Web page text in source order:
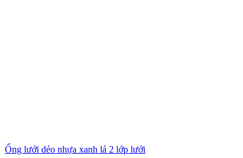
Ống lưới dẻo nhựa xanh lá 2 lớp lưới